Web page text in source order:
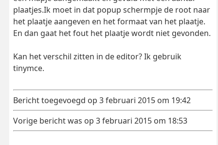
plaatjes.Ik moet in dat popup schermpje de root naar
het plaatje aangeven en het formaat van het plaatje.
En dan gaat het fout het plaatje wordt niet gevonden.
Kan het verschil zitten in de editor? Ik gebruik
tinymce.
Bericht toegevoegd op 3 februari 2015 om 19:42
Vorige bericht was op 3 februari 2015 om 18:53